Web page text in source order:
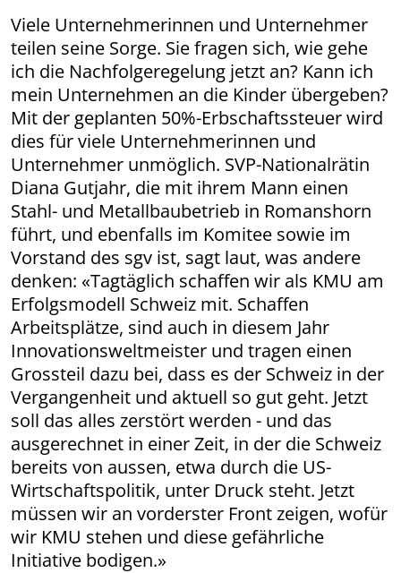
Viele Unternehmerinnen und Unternehmer
teilen seine Sorge. Sie fragen sich, wie gehe
ich die Nachfolgeregelung jetzt an? Kann ich
mein Unternehmen an die Kinder übergeben?
Mit der geplanten 50%-Erbschaftssteuer wird
dies für viele Unternehmerinnen und
Unternehmer unmöglich. SVP-Nationalrätin
Diana Gutjahr, die mit ihrem Mann einen
Stahl- und Metallbaubetrieb in Romanshorn
führt, und ebenfalls im Komitee sowie im
Vorstand des sgv ist, sagt laut, was andere
denken: «Tagtäglich schaffen wir als KMU am
Erfolgsmodell Schweiz mit. Schaffen
Arbeitsplätze, sind auch in diesem Jahr
Innovationsweltmeister und tragen einen
Grossteil dazu bei, dass es der Schweiz in der
Vergangenheit und aktuell so gut geht. Jetzt
soll das alles zerstört werden - und das
ausgerechnet in einer Zeit, in der die Schweiz
bereits von aussen, etwa durch die US-
Wirtschaftspolitik, unter Druck steht. Jetzt
müssen wir an vorderster Front zeigen, wofür
wir KMU stehen und diese gefährliche
Initiative bodigen.»